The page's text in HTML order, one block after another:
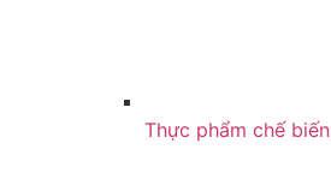
Thực phẩm chế biến